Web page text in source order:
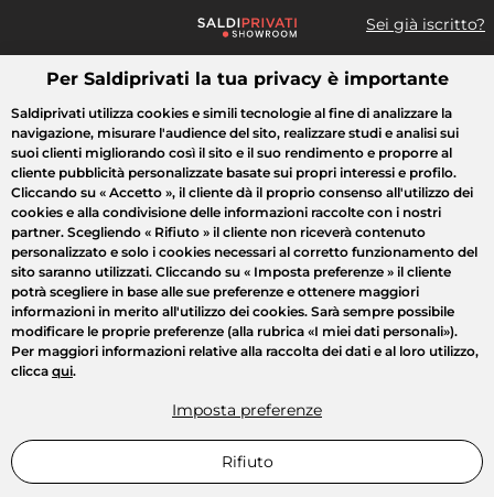
Sei già iscritto?
Cosa cerchi?
Tutte le vendite Moda Casa Bellezza Elettrodomestici
Per Saldiprivati la tua privacy è importante
Saldiprivati utilizza cookies e simili tecnologie al fine di analizzare la
navigazione, misurare l'audience del sito, realizzare studi e analisi sui
suoi clienti migliorando così il sito e il suo rendimento e proporre al
cliente pubblicità personalizzate basate sui propri interessi e profilo.
Cliccando su « Accetto », il cliente dà il proprio consenso all'utilizzo dei
cookies e alla condivisione delle informazioni raccolte con i nostri
partner. Scegliendo « Rifiuto » il cliente non riceverà contenuto
personalizzato e solo i cookies necessari al corretto funzionamento del
sito saranno utilizzati. Cliccando su « Imposta preferenze » il cliente
potrà scegliere in base alle sue preferenze e ottenere maggiori
informazioni in merito all'utilizzo dei cookies. Sarà sempre possibile
modificare le proprie preferenze (alla rubrica «I miei dati personali»).
Per maggiori informazioni relative alla raccolta dei dati e al loro utilizzo,
clicca qui.
Imposta preferenze
Rifiuto